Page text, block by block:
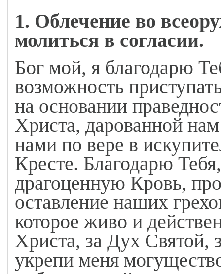
1. Облечение во
молиться в согласии.
Бог мой, я благодарю
возможность
на основании
Христа, дарованной
нами по вере в
Кресте. Благодарю
драгоценную Кровь,
оставление наших
которое живо и
Христа, за Дух Святой,
укрепи меня